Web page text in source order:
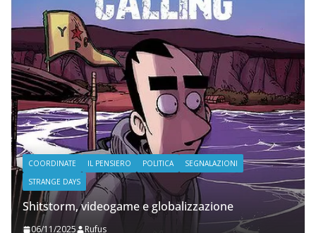
COORDINATE IL PENSIERO POLITICA
SEGNALAZIONI
STRANGE DAYS
Shitstorm, videogame e globalizzazione
06/11/2025 Rufus